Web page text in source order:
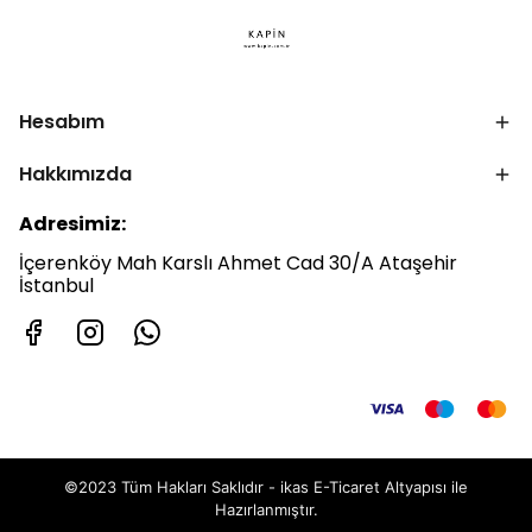
Hesabım
Hakkımızda
Adresimiz:
İçerenköy Mah Karslı Ahmet Cad 30/A Ataşehir
İstanbul
©2023 Tüm Hakları Saklıdır - ikas E-Ticaret Altyapısı ile
Hazırlanmıştır.